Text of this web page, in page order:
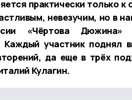
практически только
невезучим, но в
«Чёртова Дюжина»
Каждый участник поднял
да еще в трёх
Кулагин.